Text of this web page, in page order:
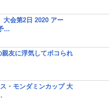
大会第2日 2020 アー
...
親友に浮気してボコられ
・モンダミンカップ 大